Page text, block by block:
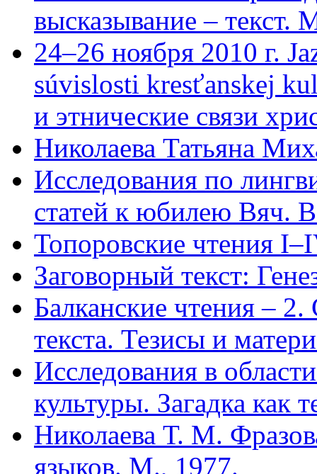
высказывание – текст.
24–26 ноября 2010 г.
súvislosti kresťanskej
и этнические связи
Николаева Татьяна
Исследования по
статей к юбилею Вяч.
Топоровские чтения
Заговорный текст:
Балканские чтения –
текста. Тезисы и
Исследования в
культуры. Загадка как
Николаева Т. М.
языков. М., 1977.